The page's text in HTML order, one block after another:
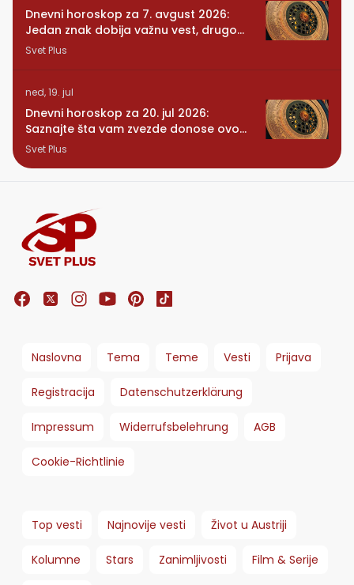
Dnevni horoskop za 7. avgust 2026:
Jedan znak dobija važnu vest, drugom
se vraća osoba iz prošlosti
Svet Plus
ned, 19. jul
Dnevni horoskop za 20. jul 2026:
Saznajte šta vam zvezde donose ovog
ponedeljka
Svet Plus
Naslovna Tema Teme Vesti Prijava
Registracija Datenschutzerklärung
Impressum Widerrufsbelehrung AGB
Cookie-Richtlinie
Top vesti Najnovije vesti Život u Austriji
Kolumne Stars Zanimljivosti Film & Serije